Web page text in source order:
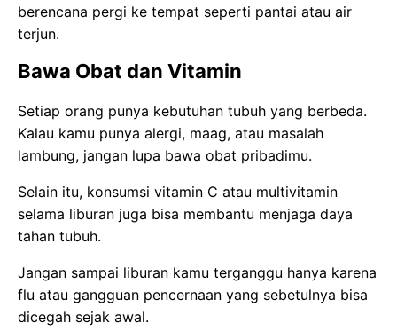
berencana pergi ke tempat seperti pantai atau air
terjun.
Bawa Obat dan Vitamin
Setiap orang punya kebutuhan tubuh yang berbeda.
Kalau kamu punya alergi, maag, atau masalah
lambung, jangan lupa bawa obat pribadimu.
Selain itu, konsumsi vitamin C atau multivitamin
selama liburan juga bisa membantu menjaga daya
tahan tubuh.
Jangan sampai liburan kamu terganggu hanya karena
flu atau gangguan pencernaan yang sebetulnya bisa
dicegah sejak awal.